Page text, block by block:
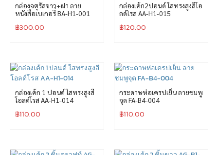
กล่องจตุรัสขาว+ฝา ลาย
หนังสือเบเกอรี่ BA-H1-001
฿300.00
กล่องเค้ก2ปอนด์ ใสทรงสูงสีโอ
ลด์โรส AA-H1-015
฿120.00
กล่องเค้ก 1 ปอนด์ ใสทรงสูงสี
โอลด์โรส AA-H1-014
฿110.00
กระดาษห่อเครปเย็น ลายชมพู
จุด FA-B4-004
฿110.00